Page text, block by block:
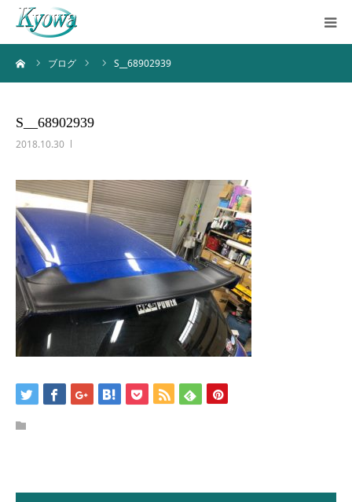
ブログ S__68902939
S__68902939
2018.10.30
ホーム
ブログ
お問い合わせ
バーチャルツアー
Instagram